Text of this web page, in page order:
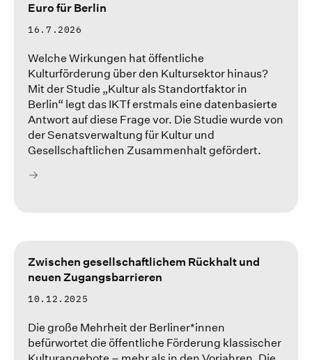
Euro für Berlin
16.7.2026
Welche Wirkungen hat öffentliche
Kulturförderung über den Kultursektor hinaus?
Mit der Studie „Kultur als Standortfaktor in
Berlin“ legt das IKTf erstmals eine datenbasierte
Antwort auf diese Frage vor. Die Studie wurde von
der Senatsverwaltung für Kultur und
Gesellschaftlichen Zusammenhalt gefördert.
Zwischen gesellschaftlichem Rückhalt und
neuen Zugangsbarrieren
10.12.2025
Die große Mehrheit der Berliner*innen
befürwortet die öffentliche Förderung klassischer